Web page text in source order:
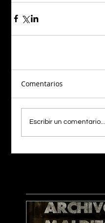
Comentarios
Escribir un comentario...